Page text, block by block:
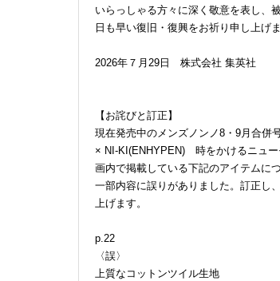
いらっしゃる方々に深く敬意を表し、
日も早い復旧・復興をお祈り申し上げま
2026年７月29日 株式会社 集英社
【お詫びと訂正】
現在発売中のメンズノンノ8・9月合併
× NI-KI(ENHYPEN) 時をかけるニュー
画内で掲載している下記のアイテムにつ
一部内容に誤りがありました。訂正し
上げます。
p.22
〈誤〉
上質なコットンツイル生地